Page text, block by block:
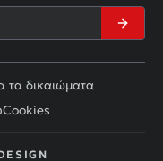
δικαιώματα
Cookies